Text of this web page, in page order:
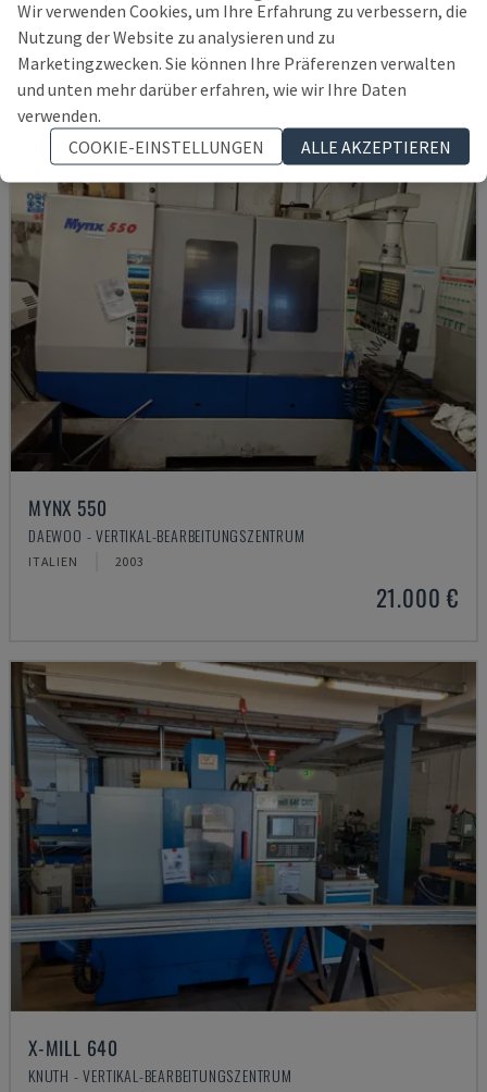
DEUTSCHLAND 2021 6.000 STD
145.000 €
MYNX 550
DAEWOO - VERTIKAL-BEARBEITUNGSZENTRUM
ITALIEN 2003
21.000 €
X-MILL 640
KNUTH - VERTIKAL-BEARBEITUNGSZENTRUM
Wir verwenden Cookies, um Ihre Erfahrung zu verbessern, die
Nutzung der Website zu analysieren und zu
Marketingzwecken. Sie können Ihre Präferenzen verwalten
und unten mehr darüber erfahren, wie wir Ihre Daten
verwenden.
COOKIE-EINSTELLUNGEN
ALLE AKZEPTIEREN